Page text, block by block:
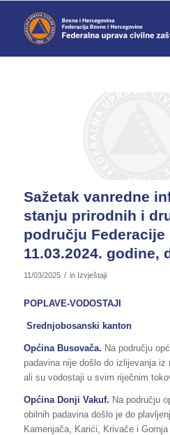
Sažetak vanredne
stanju prirodnih i
području Federacije
11.03.2024. godine,
11/03/2025 / in Izvještaji
POPLAVE-VODOSTAJI
Srednjobosanski kanton
Općina Busovača. Na području
padavina nije došlo do izlijevanja iz
ali su vodostaji u svim riječnim
Općina Donji Vakuf. Na području
obilnih padavina došlo je do
Kamenjača, Karići, Krivače i